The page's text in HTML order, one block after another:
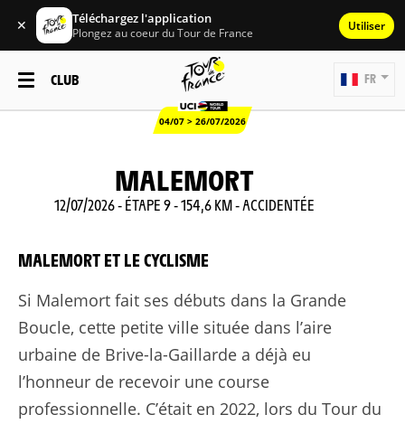
✕ Téléchargez l'application
Plongez au coeur du Tour de France Utiliser
CLUB
04/07 > 26/07/2026
FR
MALEMORT
12/07/2026 - ÉTAPE 9 - 154,6 KM - ACCIDENTÉE
MALEMORT ET LE CYCLISME
Si Malemort fait ses débuts dans la Grande
Boucle, cette petite ville située dans l’aire
urbaine de Brive-la-Gaillarde a déjà eu
l’honneur de recevoir une course
professionnelle. C’était en 2022, lors du Tour du